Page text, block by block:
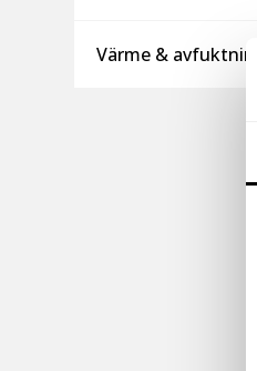
Värme & avfuktning